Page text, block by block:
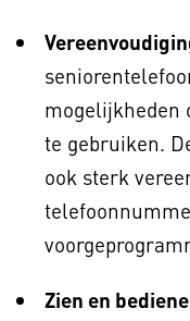
mogelijkheden
te gebruiken.
ook sterk
Zien en